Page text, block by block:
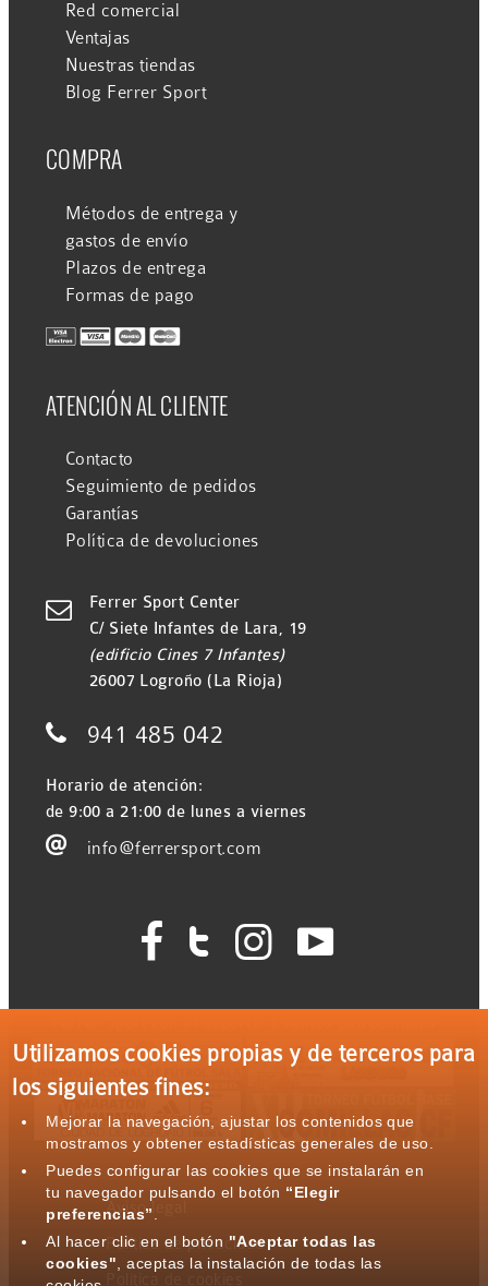
Red comercial
Ventajas
Nuestras tiendas
Blog Ferrer Sport
COMPRA
Métodos de entrega y
gastos de envío
Plazos de entrega
Formas de pago
ATENCIÓN AL CLIENTE
Contacto
Seguimiento de pedidos
Garantías
Política de devoluciones

Ferrer Sport Center
C/ Siete Infantes de Lara, 19
(edificio Cines 7 Infantes)
26007 Logroño (La Rioja)
 941 485 042
Horario de atención:
de 9:00 a 21:00 de lunes a viernes
 info@ferrersport.com
   
Aviso legal
Política de privacidad
Utilizamos cookies propias y de terceros para
los siguientes fines:
Mejorar la navegación, ajustar los contenidos que
mostramos y obtener estadísticas generales de uso.
Puedes configurar las cookies que se instalarán en
tu navegador pulsando el botón “Elegir
preferencias”
Al hacer clic en el botón "Aceptar todas las
cookies" , aceptas la instalación de todas las